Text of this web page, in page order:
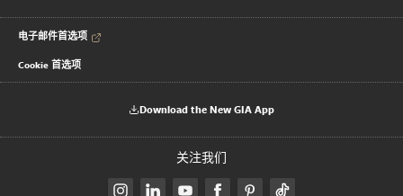
电子邮件首选项
Cookie 首选项
Download the New GIA App
关注我们